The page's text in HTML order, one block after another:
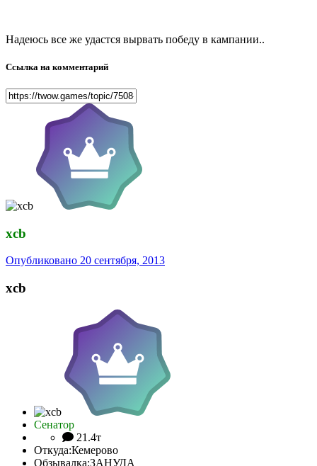
Надеюсь все же удастся вырвать победу в кампании..
Ссылка на комментарий
xcb
Опубликовано 20 сентября, 2013
xcb
Сенатор
21.4т
Откуда:Кемерово
Обзывалка:ЗАНУДА